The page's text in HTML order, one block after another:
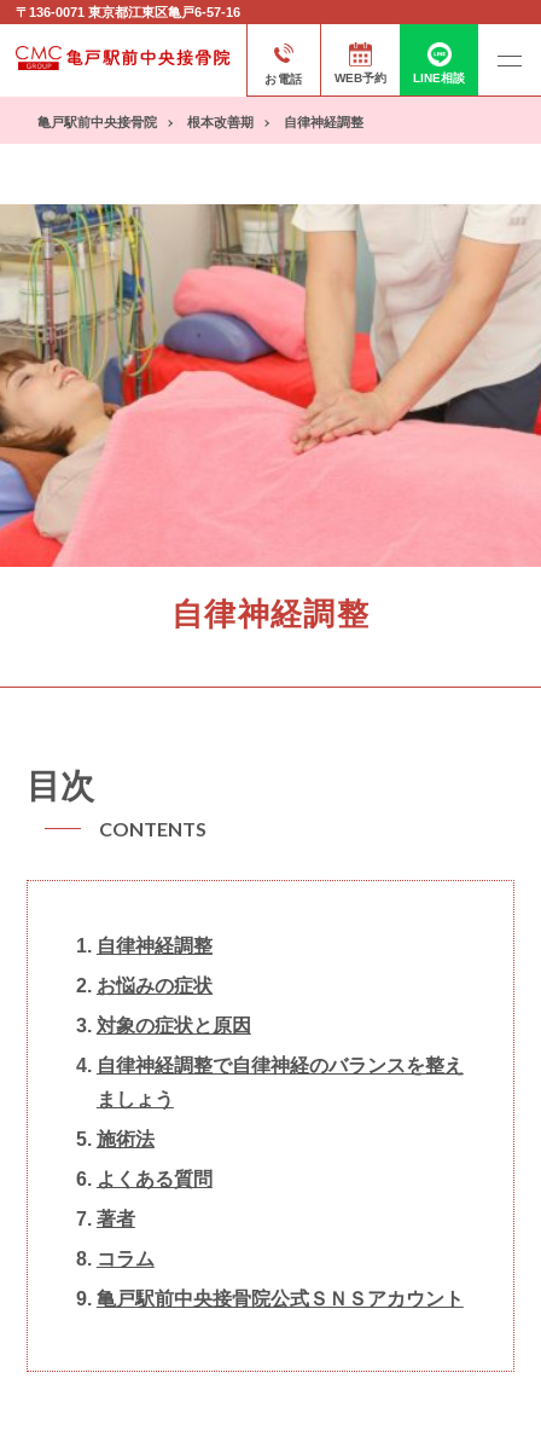
〒136-0071 東京都江東区亀戸6-57-16
お電話 WEB予約 LINE相談
亀戸駅前中央接骨院 根本改善期 自律神経調整
自律神経調整
目次
CONTENTS
自律神経調整
お悩みの症状
対象の症状と原因
自律神経調整で自律神経のバランスを整え
ましょう
施術法
よくある質問
著者
コラム
亀戸駅前中央接骨院 公式ＳＮＳアカウント